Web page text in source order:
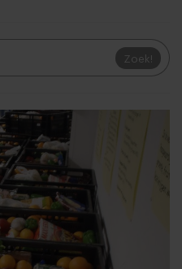
Zoek!